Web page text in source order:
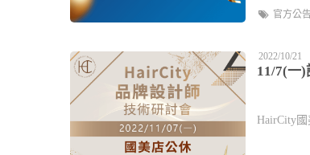
官方公
2022/10/21
11/7(一
HairCity